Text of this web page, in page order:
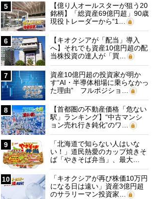
5
【億り人オールスターが狙う20
銘柄】「総資産69億円超」90歳
現役トレーダーから“1…
6
【キオクシアが「配当」導入
へ】それでも資産10億円超の配
当株投資の達人が「買…
7
資産10億円超の投資家が明か
す“AI・半導体相場に乗らなかっ
た理由” フルポジショ…
8
【首都圏の不動産価格「危ない
駅」ランキング】“中古マンシ
ョン売れ行き鈍化”のワ…
9
「北海道で知らない人はいな
い！」道民熱愛のカップ焼きそ
ば「やきそば弁当」、最大…
10
「キオクシアが再び株価10万円
になる日は遠い」資産3億円超
のサラリーマン投資家…